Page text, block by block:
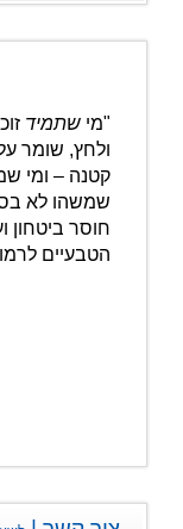
"מי שתמיד
ולחץ, שומר
קטנה – ומי
שמשהו לא
חוסר ביטחון
הטבעיים